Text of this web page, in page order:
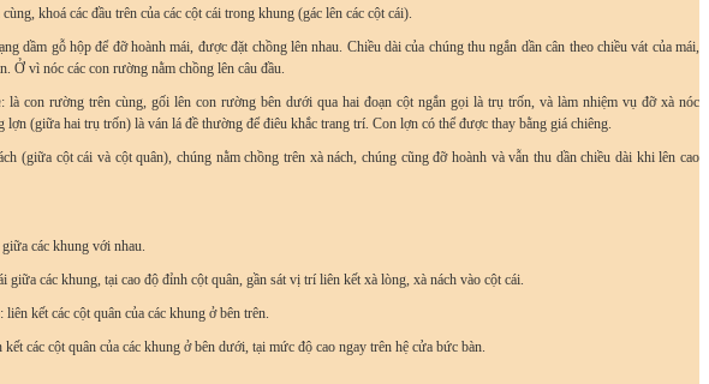
khoá các đầu trên của các cột cái trong khung (gác lên các cột cái).
dầm gỗ hộp để đỡ hoành mái, được đặt chồng lên nhau. Chiều dài của chúng thu ngắn dần cân theo chiều vát của mái,
Ở vì nóc các con rường nằm chồng lên câu đầu.
: là con rường trên cùng, gối lên con rường bên dưới qua hai đoạn cột ngắn gọi là trụ trốn, và làm nhiệm vụ đỡ xà nóc
(giữa hai trụ trốn) là ván lá đề thường để điêu khắc trang trí. Con lợn có thể được thay bằng giá chiêng.
(giữa cột cái và cột quân), chúng nằm chồng trên xà nách, chúng cũng đỡ hoành và vẫn thu dần chiều dài khi lên cao
các khung với nhau.
giữa các khung, tại cao độ đỉnh cột quân, gần sát vị trí liên kết xà lòng, xà nách vào cột cái.
liên kết các cột quân của các khung ở bên trên.
các cột quân của các khung ở bên dưới, tại mức độ cao ngay trên hệ cửa bức bàn.